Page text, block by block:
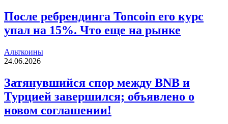
После ребрендинга Toncoin его курс
упал на 15%. Что еще на рынке
Альткоины
24.06.2026
Затянувшийся спор между BNB и
Турцией завершился; объявлено о
новом соглашении!